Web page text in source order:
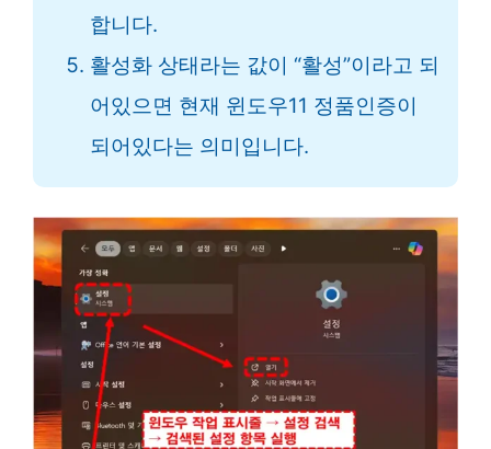
합니다.
활성화 상태라는 값이 “활성”이라고 되
어있으면 현재 윈도우11 정품인증이
되어있다는 의미입니다.